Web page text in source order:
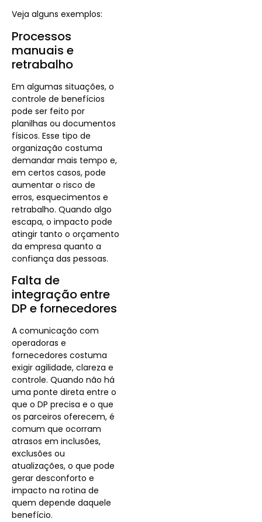
Veja alguns exemplos:
Processos
manuais e
retrabalho
Em algumas situações, o
controle de benefícios
pode ser feito por
planilhas ou documentos
físicos. Esse tipo de
organização costuma
demandar mais tempo e,
em certos casos, pode
aumentar o risco de
erros, esquecimentos e
retrabalho. Quando algo
escapa, o impacto pode
atingir tanto o orçamento
da empresa quanto a
confiança das pessoas.
Falta de
integração entre
DP e fornecedores
A comunicação com
operadoras e
fornecedores costuma
exigir agilidade, clareza e
controle. Quando não há
uma ponte direta entre o
que o DP precisa e o que
os parceiros oferecem, é
comum que ocorram
atrasos em inclusões,
exclusões ou
atualizações, o que pode
gerar desconforto e
impacto na rotina de
quem depende daquele
benefício.